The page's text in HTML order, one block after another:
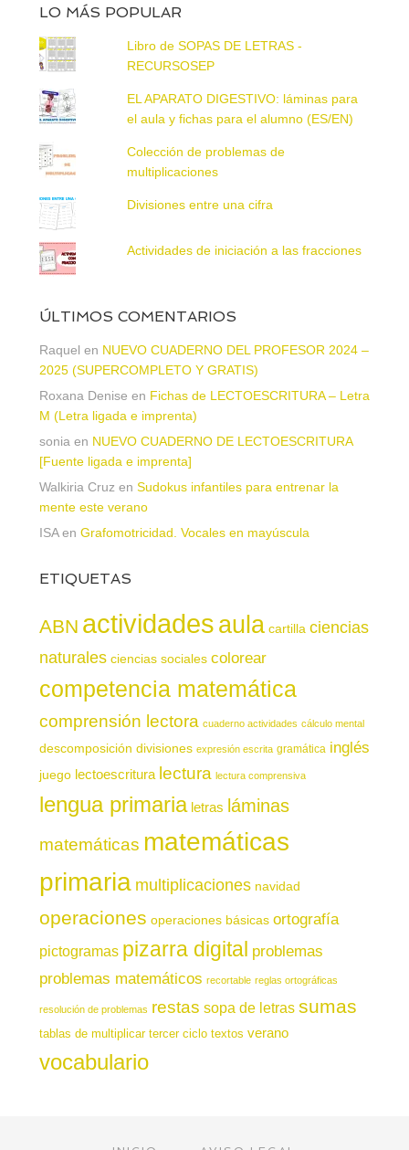
LO MÁS POPULAR
Libro de SOPAS DE LETRAS -
RECURSOSEP
EL APARATO DIGESTIVO: láminas para
el aula y fichas para el alumno (ES/EN)
Colección de problemas de
multiplicaciones
Divisiones entre una cifra
Actividades de iniciación a las fracciones
ÚLTIMOS COMENTARIOS
Raquel en NUEVO CUADERNO DEL PROFESOR 2024 –
2025 (SUPERCOMPLETO Y GRATIS)
Roxana Denise en Fichas de LECTOESCRITURA – Letra
M (Letra ligada e imprenta)
sonia en NUEVO CUADERNO DE LECTOESCRITURA
[Fuente ligada e imprenta]
Walkiria Cruz en Sudokus infantiles para entrenar la
mente este verano
ISAen Grafomotricidad. Vocales en mayúscula
ETIQUETAS
ABN actividadesaula cartilla ciencias
naturales ciencias sociales colorear
competencia matemática
comprensión lectora cuaderno actividades cálculo mental
descomposición divisiones expresión escrita gramática inglés
juego lectoescritura lectura lectura comprensiva
lengua primaria letras láminas
matemáticas matemáticas
primaria multiplicaciones navidad
operaciones operaciones básicas ortografía
pictogramas pizarra digital problemas
problemas matemáticos recortable reglas ortográficas
resolución de problemas restas sopa de letras sumas
tablas de multiplicar tercer ciclo textos verano
vocabulario